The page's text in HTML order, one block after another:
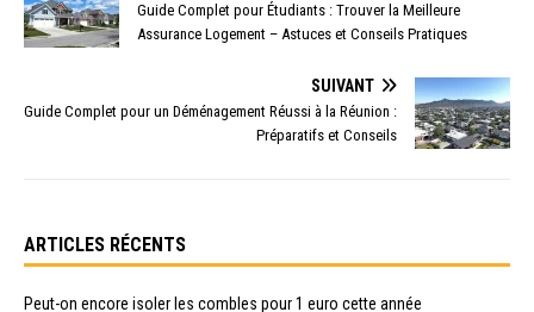
Guide Complet pour Étudiants : Trouver la Meilleure
Assurance Logement – Astuces et Conseils Pratiques
SUIVANT
Guide Complet pour un Déménagement Réussi à la Réunion :
Préparatifs et Conseils
ARTICLES RÉCENTS
Peut-on encore isoler les combles pour 1 euro cette année